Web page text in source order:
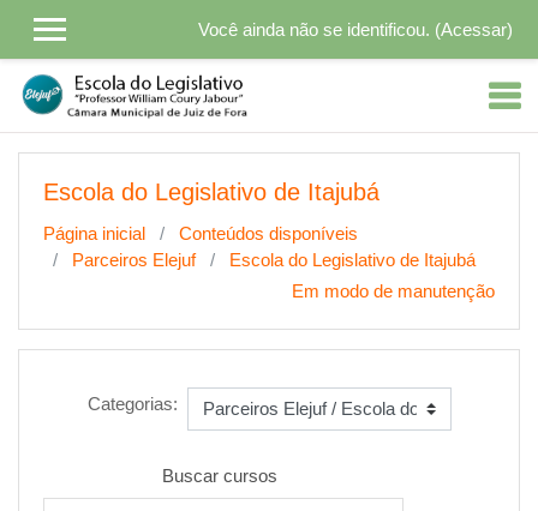
Você ainda não se identificou. (Acessar)
Escola do Legislativo de Itajubá
Página inicial
Conteúdos disponíveis
Parceiros Elejuf
Escola do Legislativo de Itajubá
Em modo de manutenção
Categorias:
Buscar cursos